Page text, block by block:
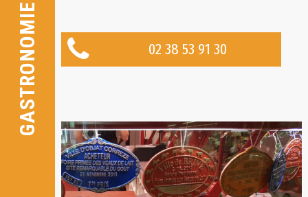
GASTRONOMIE 02 38 53 91 30